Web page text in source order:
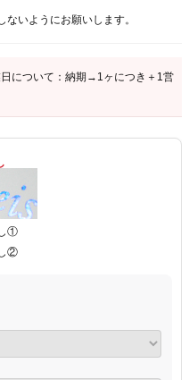
いようにお願いします。
について：納期→1ヶにつき＋1営
①
②